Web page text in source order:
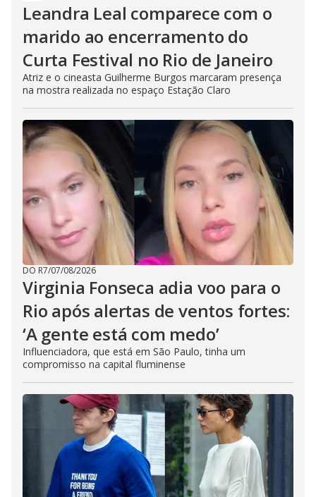
Leandra Leal comparece com o
marido ao encerramento do
Curta Festival no Rio de Janeiro
Atriz e o cineasta Guilherme Burgos marcaram presença
na mostra realizada no espaço Estação Claro
DO R7/07/08/2026
Virginia Fonseca adia voo para o
Rio após alertas de ventos fortes:
‘A gente está com medo’
Influenciadora, que está em São Paulo, tinha um
compromisso na capital fluminense